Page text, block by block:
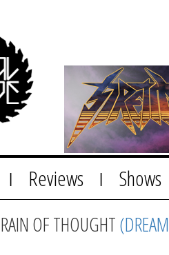
Reviews Shows
OF THOUGHT